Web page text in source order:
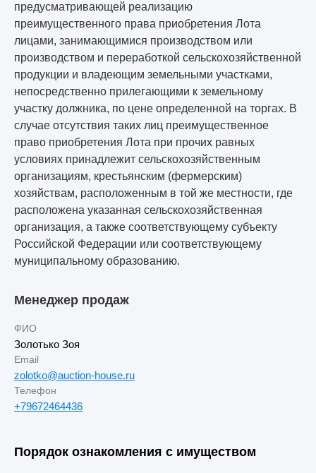
предусматривающей реализацию
преимущественного права приобретения Лота
лицами, занимающимися производством или
производством и переработкой сельскохозяйственной
продукции и владеющим земельными участками,
непосредственно прилегающими к земельному
участку должника, по цене определенной на торгах. В
случае отсутствия таких лиц преимущественное
право приобретения Лота при прочих равных
условиях принадлежит сельскохозяйственным
организациям, крестьянским (фермерским)
хозяйствам, расположенным в той же местности, где
расположена указанная сельскохозяйственная
организация, а также соответствующему субъекту
Российской Федерации или соответствующему
муниципальному образованию.
Менеджер продаж
ФИО
Золотько Зоя
Email
zolotko@auction-house.ru
Телефон
+79672464436
Порядок ознакомления с имуществом